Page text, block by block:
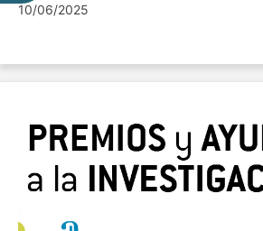
10/06/2025